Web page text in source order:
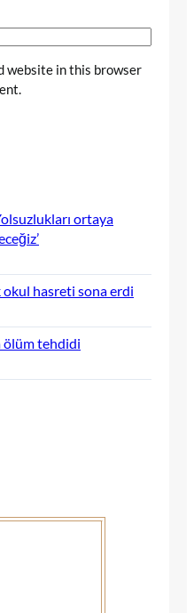
website in this browser
ortaya
okul hasreti sona erdi
ölüm tehdidi